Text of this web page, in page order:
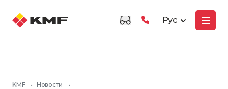
Рус
KMF • Новости
•